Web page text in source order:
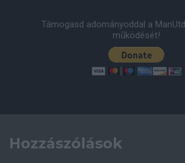
Támogasd adományoddal a
működését!
Hozzászólások